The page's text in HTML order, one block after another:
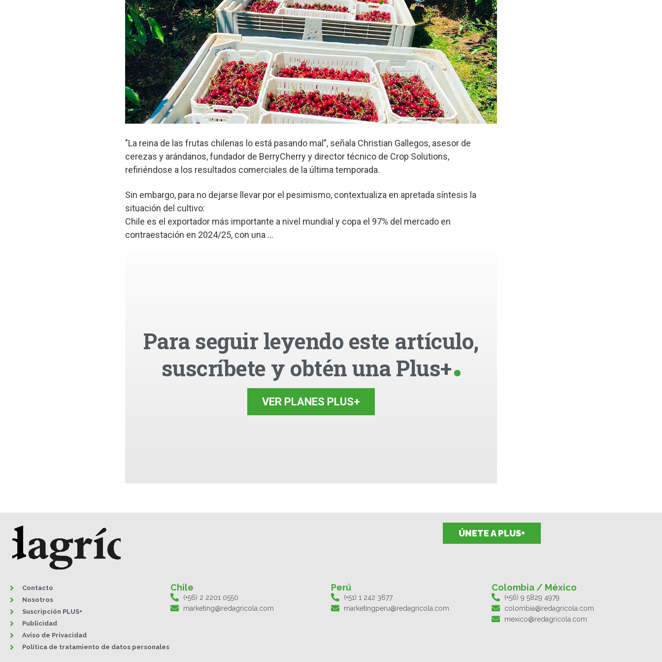
"La reina de las frutas chilenas lo está pasando mal”, señala Christian Gallegos, asesor de
cerezas y arándanos, fundador de BerryCherry y director técnico de Crop Solutions,
refiriéndose a los resultados comerciales de la última temporada.
Sin embargo, para no dejarse llevar por el pesimismo, contextualiza en apretada síntesis la
situación del cultivo:
Chile es el exportador más importante a nivel mundial y copa el 97% del mercado en
contraestación en 2024/25, con una ...
Para seguir leyendo este artículo,
suscríbete y obtén una Plus+
VER PLANES PLUS+
ÚNETE A PLUS+
Contacto
Nosotros
Suscripción PLUS+
Publicidad
Aviso de Privacidad
Política de tratamiento de datos personales
Chile
(+56) 2 2201 0550
marketing@redagricola.com
Perú
(+51) 1 242 3677
marketingperu@redagricola.com
Colombia / México
(+56) 9 5829 4979
colombia@redagricola.com
mexico@redagricola.com